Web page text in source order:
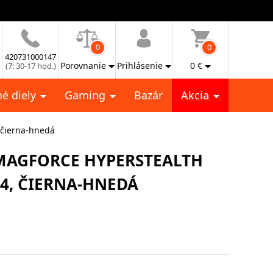
420731000147
(7: 30-17 hod.)
0
Porovnanie Prihlásenie
0
0 €
diely Gaming Bazár Akcia
hnedá
HYPERSTEALTH
ČIERNA-HNEDÁ